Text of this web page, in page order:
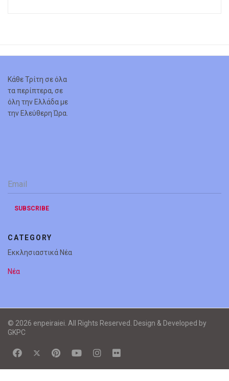
Κάθε Τρίτη σε όλα
τα περίπτερα, σε
όλη την Ελλάδα με
την Ελεύθερη Ώρα.
Email
*
SUBSCRIBE
CATEGORY
Εκκλησιαστικά Νέα
Νέα
© 2026 enpeiraiei. All Rights Reserved. Design & Developed by
GKPC